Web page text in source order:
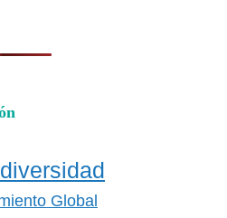
Global